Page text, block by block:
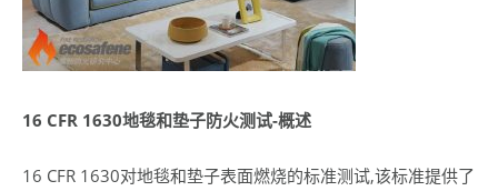
16 CFR 1630地毯和垫子防火测试-概述
16 CFR 1630对地毯和垫子表面燃烧的标准测试,该标准提供了